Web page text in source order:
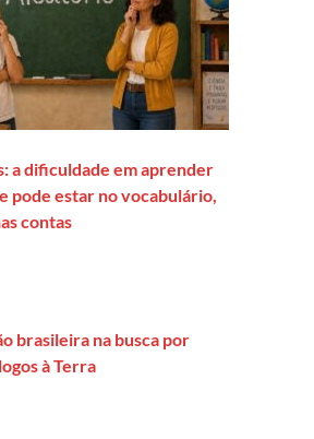
a dificuldade em aprender
pode estar no vocabulário,
contas
brasileira na busca por
à Terra